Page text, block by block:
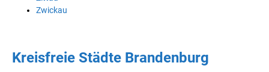
Zwickau
Kreisfreie Städte Brandenburg